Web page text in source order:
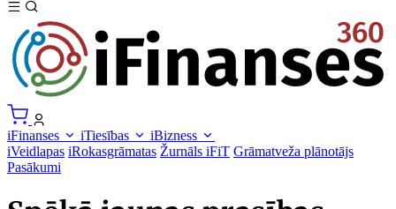
iFinanses iTiesības
iBizness
iVeidlapas iRokasgrāmatas Žurnāls iFiT Grāmatveža plānotājs
Pasākumi